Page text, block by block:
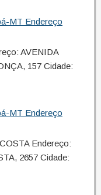
MT Endereço
AVENIDA
157 Cidade:
MT Endereço
Endereço:
2657 Cidade: